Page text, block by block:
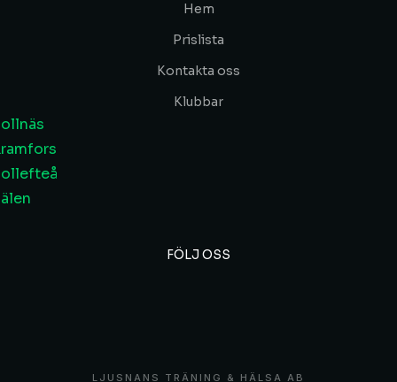
Hem
Prislista
Kontakta oss
Klubbar
FÖLJ OSS
LJUSNANS TRÄNING & HÄLSA AB